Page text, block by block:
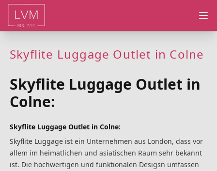
Skyflite Luggage Outlet in Colne
Skyflite Luggage Outlet in
Colne:
Skyflite Luggage Outlet in Colne:
Skyflite Luggage ist ein Unternehmen aus London, dass vor
allem im heimatlichen und asiatischen Raum sehr bekannt
ist. Die hochwertigen und funktionalen Desigsn umfassen